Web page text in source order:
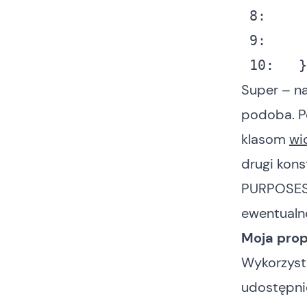
8:
9:
10:
  }
Super –
podoba.
klasom
drugi
Moja